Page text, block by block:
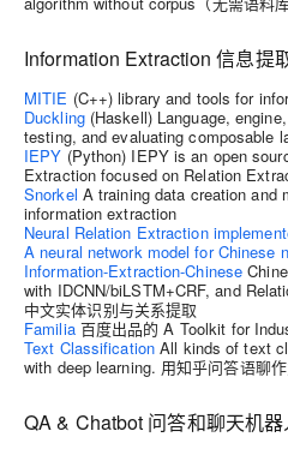
Information Extraction 信息提
MITIE (C++) library and tools for
Duckling(Haskell) Language,
testing, and evaluating composable
IEPY (Python) IEPY is an open
Extraction focused on Relation
Snorkel A training data creation and
information extraction
Neural Relation Extraction
A neural network model for Chinese
Information-Extraction-Chinese
with IDCNN/biLSTM+CRF, and
中文实体识别与关系提取
Familia百度出品的 A Toolkit for
Text ClassificationAll kinds of text
with deep learning. 用知乎问答语聊作
QA & Chatbot 问答和聊天机器